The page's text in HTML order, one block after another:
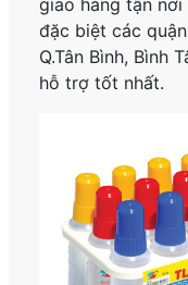
đặc biệt các quận
Q.Tân Bình, Bình
hỗ trợ tốt nhất.